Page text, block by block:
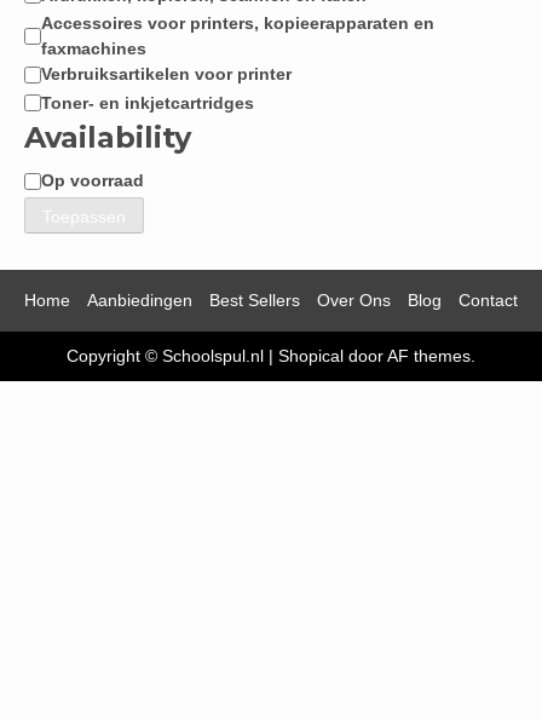
Accessoires voor printers, kopieerapparaten en
faxmachines
Verbruiksartikelen voor printer
Toner- en inkjetcartridges
Availability
Beschikbaarheid
Op voorraad
Toepassen
Home Aanbiedingen Best Sellers Over Ons Blog Contact
Copyright © Schoolspul.nl | Shopical door AF themes.